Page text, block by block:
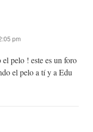
pm
pelo ! este es un foro
el pelo a tí y a Edu